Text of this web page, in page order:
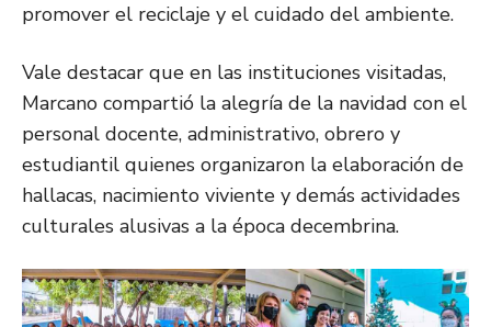
promover el reciclaje y el cuidado del ambiente.
Vale destacar que en las instituciones visitadas,
Marcano compartió la alegría de la navidad con el
personal docente, administrativo, obrero y
estudiantil quienes organizaron la elaboración de
hallacas, nacimiento viviente y demás actividades
culturales alusivas a la época decembrina.